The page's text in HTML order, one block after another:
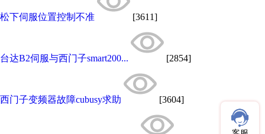
松下伺服位置控制不准 [3611]
台达B2伺服与西门子smart200... [2854]
西门子变频器故障cubusy求助 [3604]